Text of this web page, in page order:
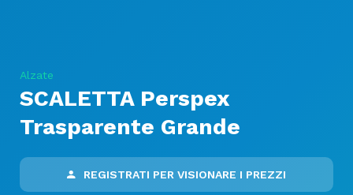
Alzate
SCALETTA Perspex
Trasparente Grande
REGISTRATI PER VISIONARE I PREZZI